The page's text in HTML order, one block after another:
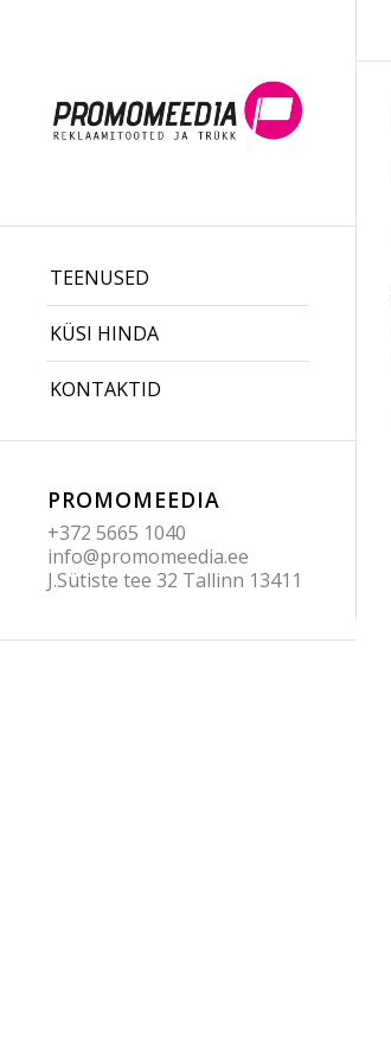
TEENUSED
KÜSI HINDA
KONTAKTID
PROMOMEEDIA
+372 5665 1040
info@promomeedia.ee
J.Sütiste tee 32 Tallinn 13411